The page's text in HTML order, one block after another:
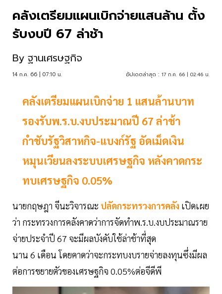
คลังเตรียมแผนเบิกจ่ายแสนล้าน ตั้ง
รับงบปี 67 ล่าช้า
By ฐานเศรษฐกิจ
14 ก.ค. 66 | 07:10 น. อัปเดตล่าสุด : 17 ก.ค. 66 | 02:46 น.
คลังเตรียมแผนเบิกจ่าย 1 แสนล้านบาท
รองรับพ.ร.บ.งบประมาณปี 67 ล่าช้า
กำชับรัฐวิสาหกิจ-แบงก์รัฐ อัดเม็ดเงิน
หมุนเวียนลงระบบเศรษฐกิจ หลังคาดกระ
ทบเศรษฐกิจ 0.05%
นายกฤษฎา จีนะวิจารณะ ปลัดกระทรวงการคลัง เปิดเผย
ว่า กระทรวงการคลังคาดว่าการจัดทำพ.ร.บ.งบประมาณราย
จ่ายประจำปี 67 จะมีผลบังคับใช้ล่าช้าที่สุด
นาน 6 เดือน โดยคาดว่าจะกระทบงบรายจ่ายลงทุนซึ่งมีผล
ต่อการขยายตัวของเศรษฐกิจ 0.05%ต่อจีดีพี